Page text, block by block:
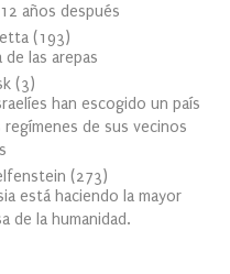
años después
(193)
de las arepas
(3)
han escogido un país
de sus vecinos
(273)
está haciendo la mayor
de la humanidad.